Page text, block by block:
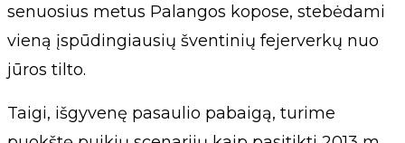
senuosius metus Palangos kopose, stebėdami
vieną įspūdingiausių šventinių fejerverkų nuo
jūros tilto.
Taigi, išgyvenę pasaulio pabaigą, turime